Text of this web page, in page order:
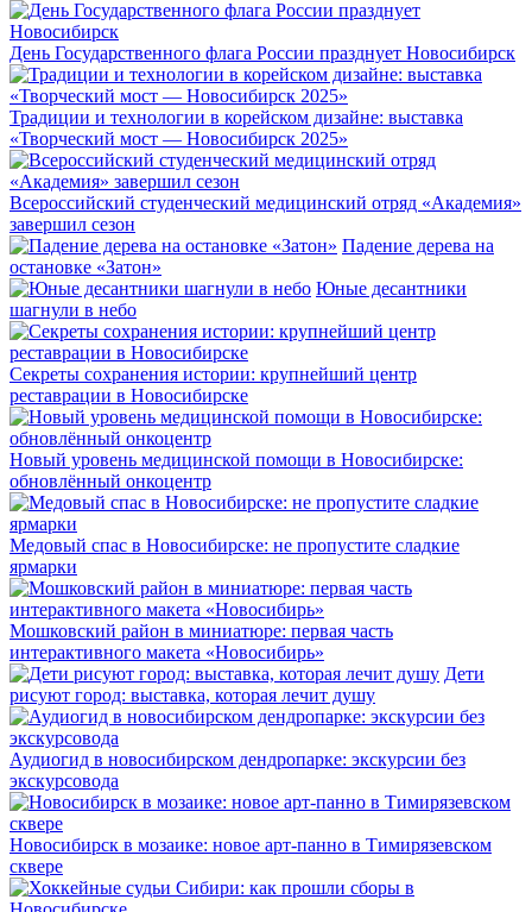
День Государственного флага России празднует Новосибирск
Традиции и технологии в корейском дизайне: выставка
«Творческий мост — Новосибирск 2025»
Всероссийский студенческий медицинский отряд «Академия»
завершил сезон
Падение дерева на
остановке «Затон»
Юные десантники
шагнули в небо
Секреты сохранения истории: крупнейший центр
реставрации в Новосибирске
Новый уровень медицинской помощи в Новосибирске:
обновлённый онкоцентр
Медовый спас в Новосибирске: не пропустите сладкие
ярмарки
Мошковский район в миниатюре: первая часть
интерактивного макета «Новосибирь»
Дети
рисуют город: выставка, которая лечит душу
Аудиогид в новосибирском дендропарке: экскурсии без
экскурсовода
Новосибирск в мозаике: новое арт-панно в Тимирязевском
сквере